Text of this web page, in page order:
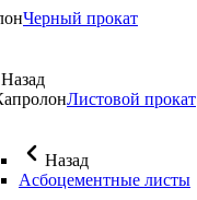
Черный прокат
Назад
Листовой прокат
Назад
Асбоцементные листы